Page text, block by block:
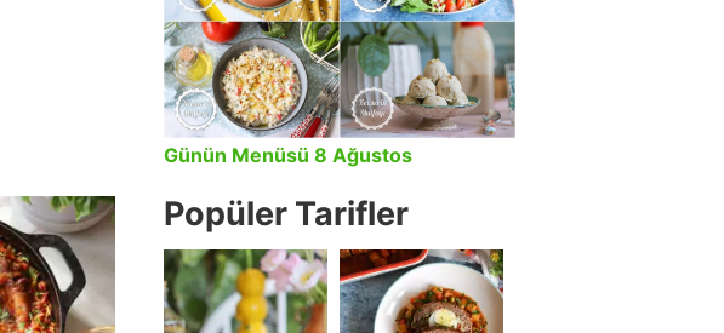
Günün Menüsü 8 Ağustos
Popüler Tarifler